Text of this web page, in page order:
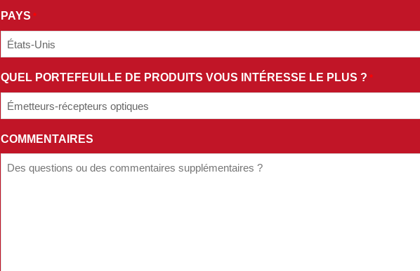
PAYS *
QUEL PORTEFEUILLE DE PRODUITS VOUS INTÉRESSE LE PLUS ? *
COMMENTAIRES
PROMOTIONNELS
ET
ACCEPTEZ
TERMES
ET
CONDITIONS
DE
NOTRE
POLITIQUE